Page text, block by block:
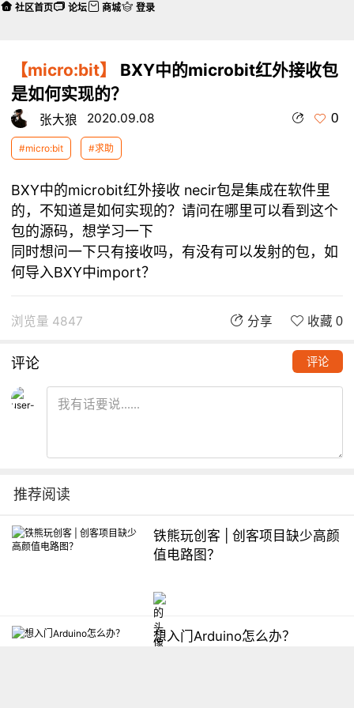
【micro:bit】
BXY中的microbit红外接收包
是如何实现的？
张大狼 2020.09.08 0
#micro:bit #求助
BXY中的microbit红外接收 necir包是集成在软件里
的，不知道是如何实现的？请问在哪里可以看到这个
包的源码，想学习一下
同时想问一下只有接收吗，有没有可以发射的包，如
何导入BXY中import？
浏览量 4847 分享 收藏 0
评论 评论
推荐阅读
铁熊玩创客 | 创客项目缺少高颜
值电路图？
想入门Arduino怎么办？
社区首页 论坛 商城 登录